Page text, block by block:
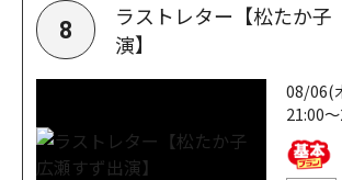
8
ラストレター【松たか
演】
08/06(
21:00